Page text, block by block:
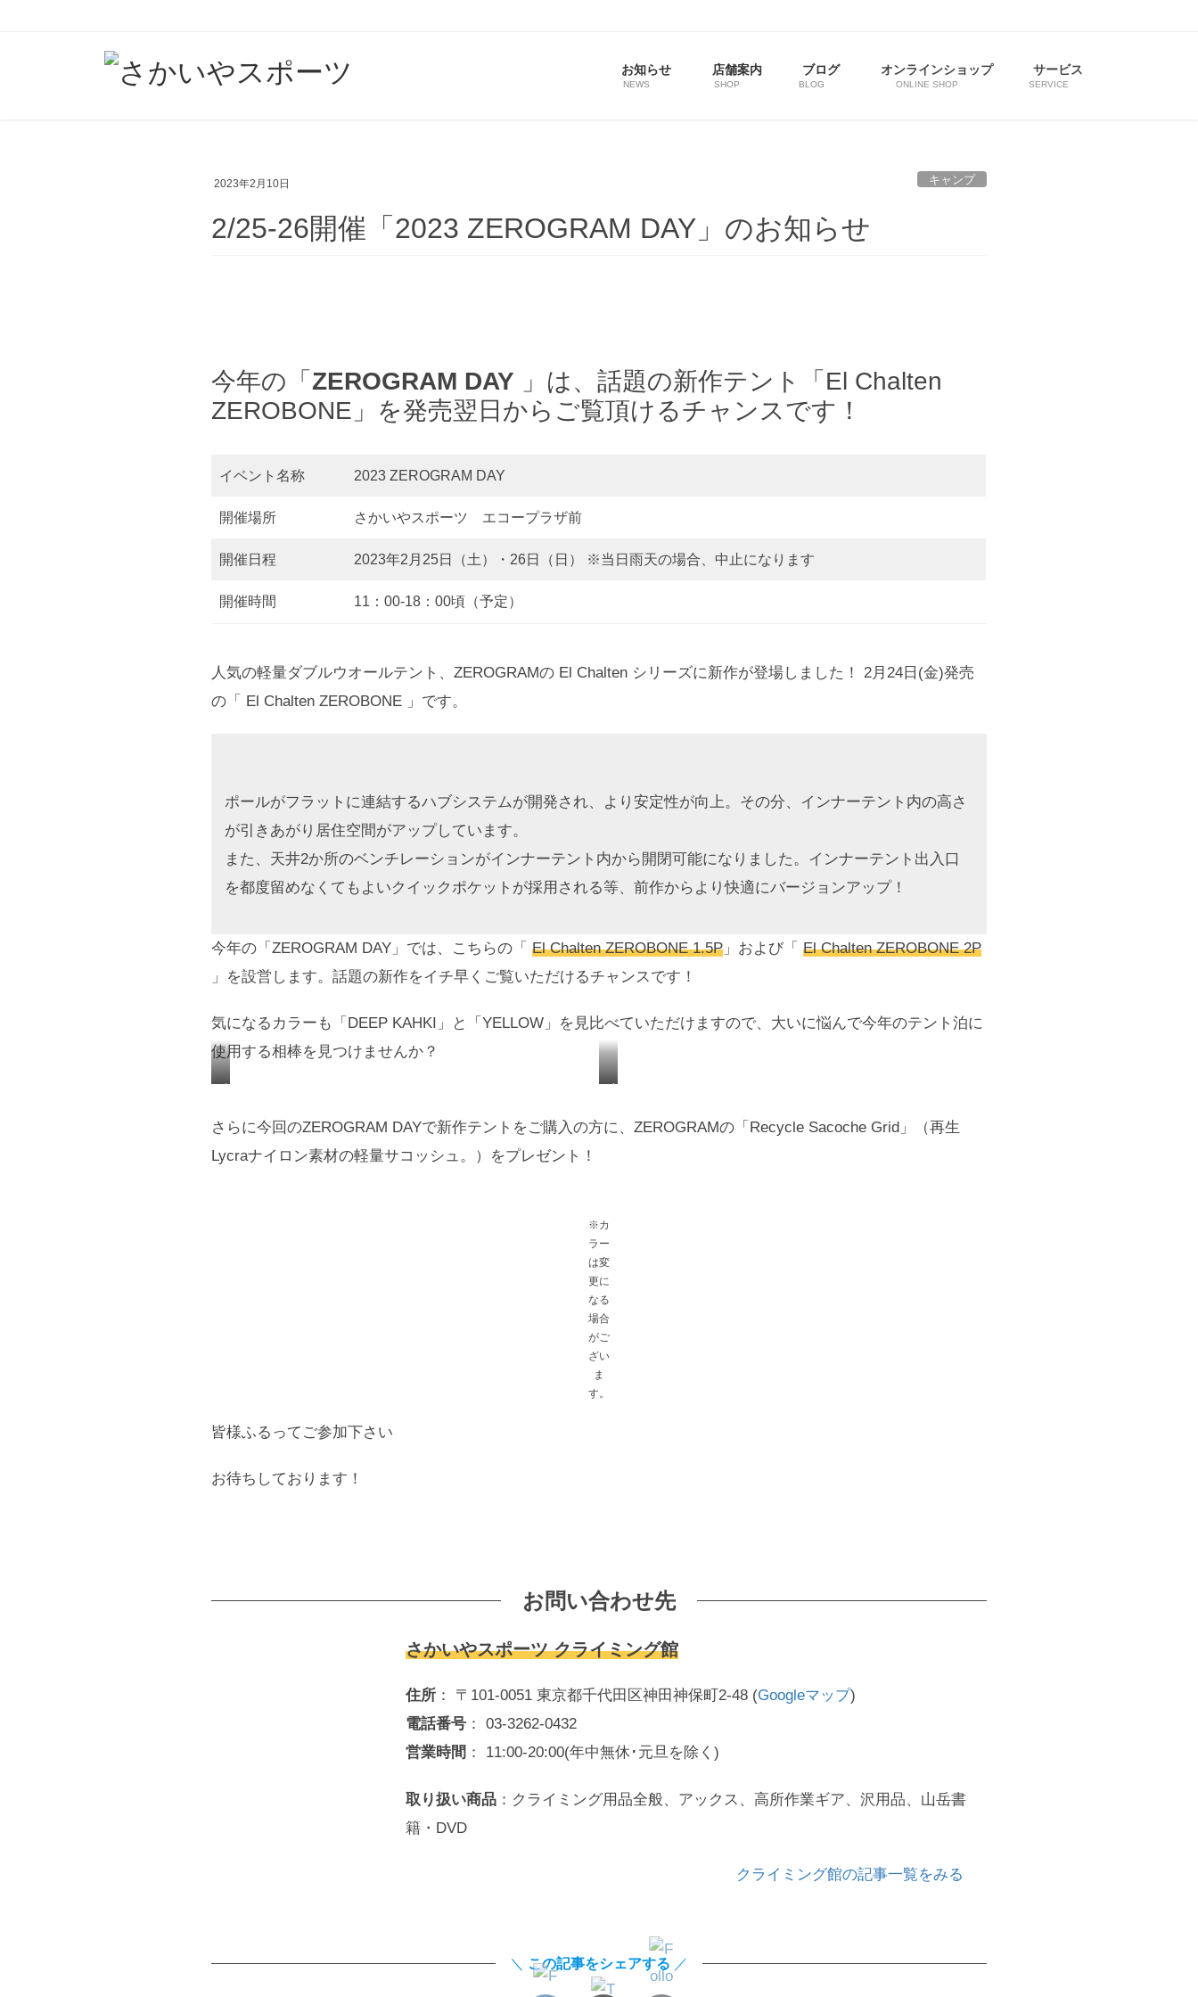
お知らせ
NEWS
店舗案内
SHOP
ブログ
BLOG
オンラインショップ
ONLINE SHOP
サービス
SERVICE
2023年2月10日 キャンプ
2/25-26開催「2023 ZEROGRAM DAY」のお知らせ
今年の「 ZEROGRAM DAY 」は、話題の新作テント「El Chalten
ZEROBONE」を発売翌日からご覧頂けるチャンスです！
イベント名称 2023 ZEROGRAM DAY
開催場所 さかいやスポーツ エコープラザ前
開催日程 2023年2月25日（土）・26日（日） ※当日雨天の場合、中止になります
開催時間 11：00-18：00頃（予定）
人気の軽量ダブルウオールテント、ZEROGRAMの El Chalten シリーズに新作が登場しました！ 2月24日(金)発売
の「 El Chalten ZEROBONE 」です。
ポールがフラットに連結するハブシステムが開発され、より安定性が向上。その分、インナーテント内の高さ
が引きあがり居住空間がアップしています。
また、天井2か所のベンチレーションがインナーテント内から開閉可能になりました。インナーテント出入口
を都度留めなくてもよいクイックポケットが採用される等、前作からより快適にバージョンアップ！
今年の「ZEROGRAM DAY」では、こちらの「 El Chalten ZEROBONE 1.5P 」および「 El Chalten ZEROBONE 2P
」を設営します。話題の新作をイチ早くご覧いただけるチャンスです！
気になるカラーも「DEEP KAHKI」と「YELLOW」を見比べていただけますので、大いに悩んで今年のテント泊に
使用する相棒を見つけませんか？
カ
ー
「
カ
L
O
」
さらに今回のZEROGRAM DAYで新作テントをご購入の方に、ZEROGRAMの「Recycle Sacoche Grid」（再生
Lycraナイロン素材の軽量サコッシュ。）をプレゼント！
※カ
ラー
は変
更に
なる
場合
がご
ざい
ま
す。
皆様ふるってご参加下さい
お待ちしております！
お問い合わせ先
さかいやスポーツ クライミング館
住所： 〒101-0051 東京都千代田区神田神保町2-48 (Googleマップ)
電話番号： 03-3262-0432
営業時間 ： 11:00-20:00(年中無休･元旦を除く)
取り扱い商品：クライミング用品全般、アックス、高所作業ギア、沢用品、山岳書
籍・DVD
クライミング館の記事一覧をみる
＼ この記事をシェアする ／